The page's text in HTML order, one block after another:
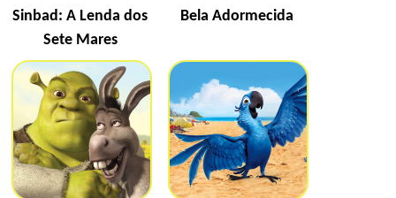
Sinbad: A Lenda dos
Sete Mares
Bela Adormecida